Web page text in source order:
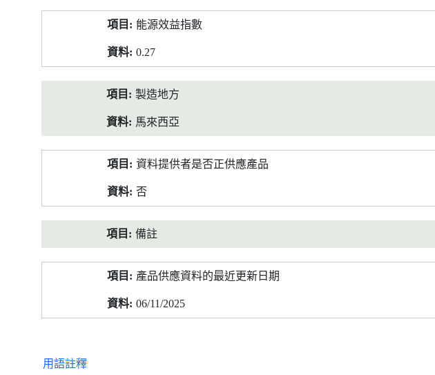
能源效益指數
0.27
製造地方
馬來西亞
資料提供者是否正供應產品
否
備註
產品供應資料的最近更新日期
06/11/2025
用語註釋